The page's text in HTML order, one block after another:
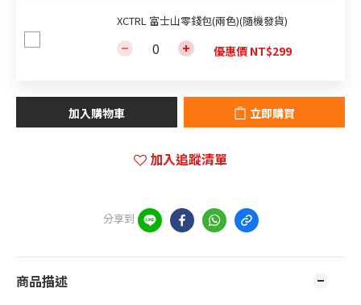
XCTRL 富士山零錢包(兩色)(隨機發貨)
優惠價 NT$299
加入購物車 立即購買
加入追蹤清單
分享到
商品描述